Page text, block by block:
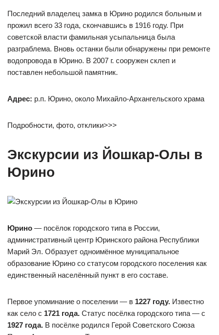
Последний владелец замка в Юрино родился больным и
прожил всего 33 года, скончавшись в 1916 году. При
советской власти фамильная усыпальница была
разграблема. Вновь останки были обнаружены при ремонте
водопровода в Юрино. В 2007 г. сооружен склеп и
поставлен небольшой памятник.
Адрес: р.п. Юрино, около Михайло-Архангельского храма
Подробности, фото, отклики>>>
Экскурсии из Йошкар-Олы в
Юрино
Юрино — посёлок городского типа в России,
административный центр Юринского района Республики
Марий Эл. Образует одноимённое муниципальное
образование Юрино со статусом городского поселения как
единственный населённый пункт в его составе.
Первое упоминание о поселении — в 1227 году. Известно
как село с 1721 года. Статус посёлка городского типа — с
1927 года. В посёлке родился Герой Советского Союза